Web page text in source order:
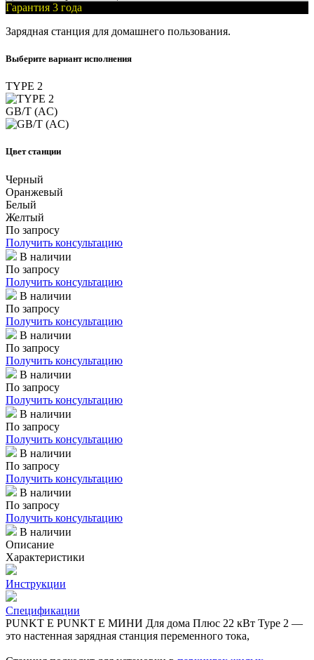
Гарантия 3 года
Зарядная станция для домашнего пользования.
Выберите вариант исполнения
TYPE 2
GB/T (AC)
Цвет станции
Черный
Оранжевый
Белый
Желтый
По запросу
Получить консультацию
В наличии
По запросу
Получить консультацию
В наличии
По запросу
Получить консультацию
В наличии
По запросу
Получить консультацию
В наличии
По запросу
Получить консультацию
В наличии
По запросу
Получить консультацию
В наличии
По запросу
Получить консультацию
В наличии
По запросу
Получить консультацию
В наличии
Описание
Характеристики
Инструкции
Спецификации
PUNKT E PUNKT E МИНИ Для дома Плюс 22 кВт Type 2 —
это настенная зарядная станция переменного тока,